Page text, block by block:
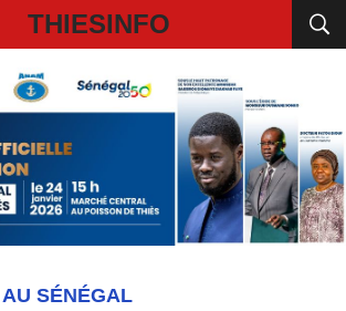
THIESINFO
SÉNÉGAL